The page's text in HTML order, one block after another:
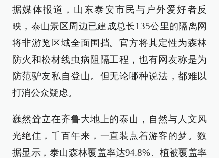
据媒体报道，山东泰安市民与户外爱好者反
映，泰山景区周边已建成总长135公里的隔离网
将非游览区域全面围挡。官方将其定性为森林
防火和松材线虫病阻隔工程，也有网友称是为
防范驴友私自登山。但无论哪种说法，都难以
打消公众疑虑。
巍然耸立在齐鲁大地上的泰山，自然与人文风
光绝佳，千百年来，一直装点着游客的梦。数
据显示，泰山森林覆盖率达94.8%、植被覆盖率